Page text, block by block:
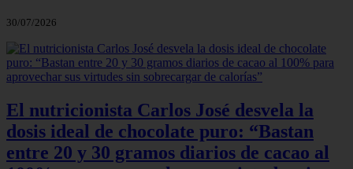
30/07/2026
El nutricionista Carlos José desvela la
dosis ideal de chocolate puro: “Bastan
entre 20 y 30 gramos diarios de cacao al